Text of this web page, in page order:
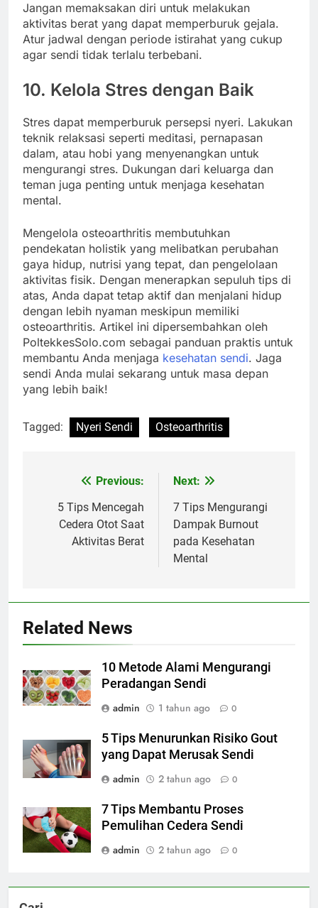
Jangan memaksakan diri untuk melakukan
aktivitas berat yang dapat memperburuk gejala.
Atur jadwal dengan periode istirahat yang cukup
agar sendi tidak terlalu terbebani.
10. Kelola Stres dengan Baik
Stres dapat memperburuk persepsi nyeri. Lakukan
teknik relaksasi seperti meditasi, pernapasan
dalam, atau hobi yang menyenangkan untuk
mengurangi stres. Dukungan dari keluarga dan
teman juga penting untuk menjaga kesehatan
mental.
Mengelola osteoarthritis membutuhkan
pendekatan holistik yang melibatkan perubahan
gaya hidup, nutrisi yang tepat, dan pengelolaan
aktivitas fisik. Dengan menerapkan sepuluh tips di
atas, Anda dapat tetap aktif dan menjalani hidup
dengan lebih nyaman meskipun memiliki
osteoarthritis. Artikel ini dipersembahkan oleh
PoltekkesSolo.com sebagai panduan praktis untuk
membantu Anda menjaga kesehatan sendi. Jaga
sendi Anda mulai sekarang untuk masa depan
yang lebih baik!
Tagged: Nyeri Sendi Osteoarthritis
Navigasi
pos
Previous:
5 Tips Mencegah
Cedera Otot Saat
Aktivitas Berat
Next:
7 Tips Mengurangi
Dampak Burnout
pada Kesehatan
Mental
Related News
10 Metode Alami Mengurangi
Peradangan Sendi
admin
1 tahun ago 0
5 Tips Menurunkan Risiko Gout
yang Dapat Merusak Sendi
admin
2 tahun ago 0
7 Tips Membantu Proses
Pemulihan Cedera Sendi
admin
2 tahun ago 0